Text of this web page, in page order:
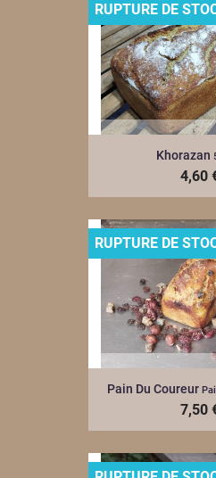
Khorazan
4,60
RUPTURE DE
Pain Du Coureur
7,50
RUPTURE DE